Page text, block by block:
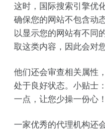
这时，国际搜索引擎优
确保您的网站不包含动
以显示您的网站有不同
取这类内容，因此会对
他们还会审查相关属性
处于良好状态。小贴士
一点，让您少操一份心！
一家优秀的代理机构还